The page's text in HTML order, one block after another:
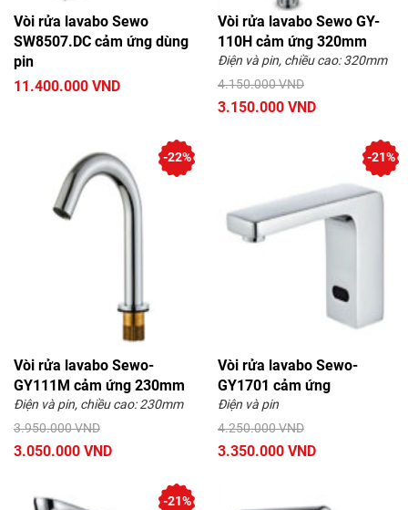
Vòi rửa lavabo Sewo
SW8507.DC cảm ứng dùng
pin
11.400.000 VND
Vòi rửa lavabo Sewo GY-
110H cảm ứng 320mm
Điện và pin, chiều cao: 320mm
4.150.000 VND
3.150.000 VND
Vòi rửa lavabo Sewo-
GY111M cảm ứng 230mm
Điện và pin, chiều cao: 230mm
3.950.000 VND
3.050.000 VND
-22%
Vòi rửa lavabo Sewo-
GY1701 cảm ứng
Điện và pin
4.250.000 VND
3.350.000 VND
-21%
-21%